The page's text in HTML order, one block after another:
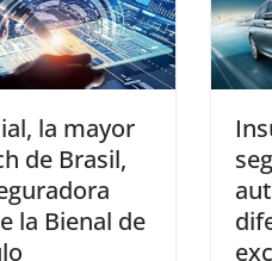
la mayor
de Brasil,
la Bienal de